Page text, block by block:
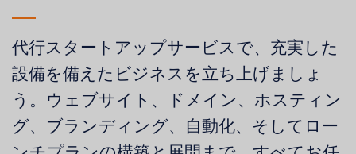
代行スタートアップサービスで、充実した
設備を備えたビジネスを立ち上げましょ
う。ウェブサイト、ドメイン、ホスティン
グ、ブランディング、自動化、そしてロー